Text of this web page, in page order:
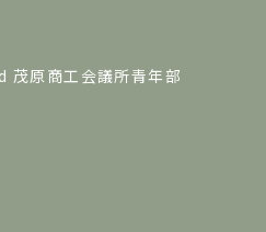
原商工会議所青年部